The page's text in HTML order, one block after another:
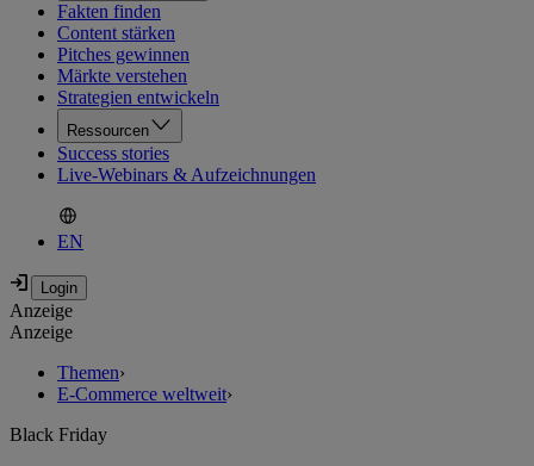
Fakten finden
Content stärken
Pitches gewinnen
Märkte verstehen
Strategien entwickeln
Ressourcen
Success stories
Live-Webinars & Aufzeichnungen
EN
Anzeige
Anzeige
Themen›
E-Commerce weltweit›
Black Friday